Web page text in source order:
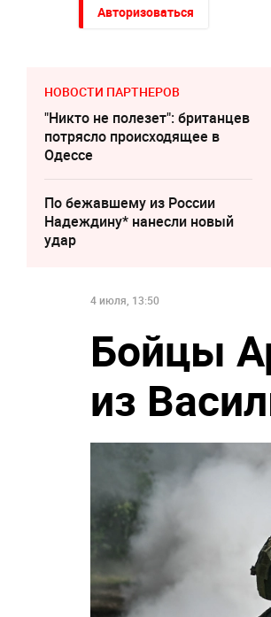
Авторизоваться
НОВОСТИ ПАРТНЕРОВ
"Никто не полезет": британцев
потрясло происходящее в
Одессе
По бежавшему из России
Надеждину* нанесли новый
удар
4 июля, 13:50
Бойцы
из